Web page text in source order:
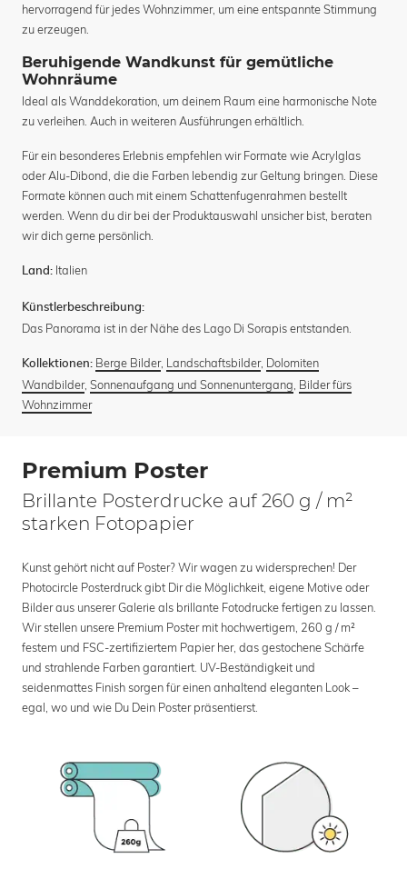
hervorragend für jedes Wohnzimmer, um eine entspannte Stimmung
zu erzeugen.
Beruhigende Wandkunst für gemütliche
Wohnräume
Ideal als Wanddekoration, um deinem Raum eine harmonische Note
zu verleihen. Auch in weiteren Ausführungen erhältlich.
Für ein besonderes Erlebnis empfehlen wir Formate wie Acrylglas
oder Alu-Dibond, die die Farben lebendig zur Geltung bringen. Diese
Formate können auch mit einem Schattenfugenrahmen bestellt
werden. Wenn du dir bei der Produktauswahl unsicher bist, beraten
wir dich gerne persönlich.
Land: Italien
Künstlerbeschreibung:
Das Panorama ist in der Nähe des Lago Di Sorapis entstanden.
Kollektionen: Berge Bilder, Landschaftsbilder, Dolomiten
Wandbilder, Sonnenaufgang und Sonnenuntergang Bilder fürs
Wohnzimmer
Premium Poster
Brillante Posterdrucke auf 260 g / m²
starken Fotopapier
Kunst gehört nicht auf Poster? Wir wagen zu widersprechen! Der
Photocircle Posterdruck gibt Dir die Möglichkeit, eigene Motive oder
Bilder aus unserer Galerie als brillante Fotodrucke fertigen zu lassen.
Wir stellen unsere Premium Poster mit hochwertigem, 260 g / m²
festem und FSC-zertifiziertem Papier her, das gestochene Schärfe
und strahlende Farben garantiert. UV-Beständigkeit und
seidenmattes Finish sorgen für einen anhaltend eleganten Look –
egal, wo und wie Du Dein Poster präsentierst.